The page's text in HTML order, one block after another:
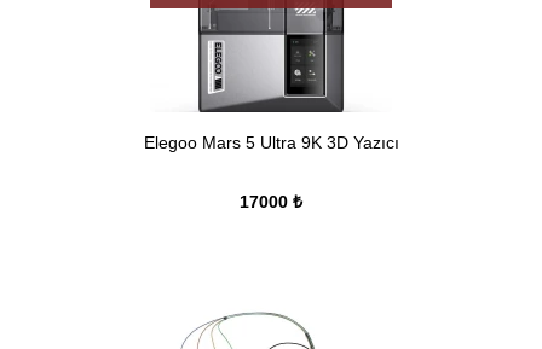
Elegoo Mars 5 Ultra 9K 3D Yazıcı
17000 ₺